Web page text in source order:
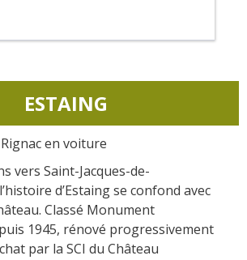
ESTAING
en voiture
vers Saint-Jacques-de-
d’Estaing se confond avec
Classé Monument
1945, rénové progressivement
par la SCI du Château